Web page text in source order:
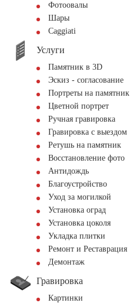
Фотоовалы
Шары
Сaggiati
Услуги
Памятник в 3D
Эскиз - согласование
Портреты на памятник
Цветной портрет
Ручная гравировка
Гравировка с выездом
Ретушь на памятник
Восстановление фото
Антидождь
Благоустройство
Уход за могилкой
Установка оград
Установка цоколя
Укладка плитки
Ремонт и Реставрация
Демонтаж
Гравировка
Картинки